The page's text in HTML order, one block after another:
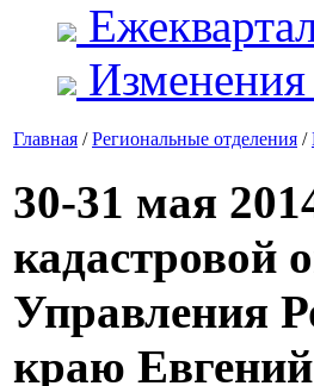
Изменения
Главная /Региональные отделения /
30-31 мая
кадастровой
Управления
краю